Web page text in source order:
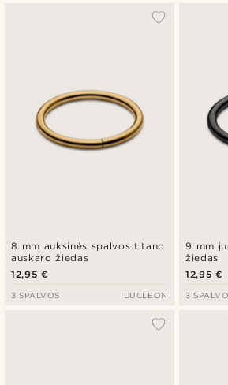
8 mm auksinės spalvos titano
auskaro žiedas
12,95 €
3 SPALVOS LUCLEON
9 mm
žiedas
12,95 €
3